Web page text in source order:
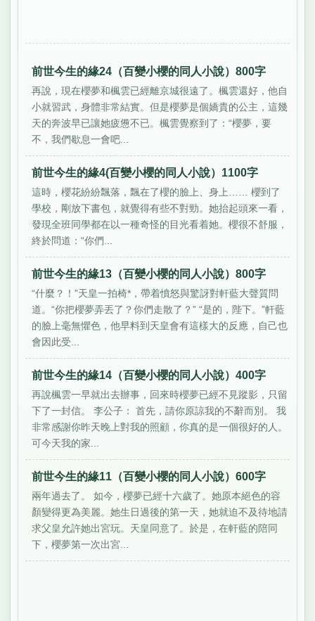
前世今生的緣24（百變小櫻的同人小說）800字
再說，現在櫻夢和楓雲已經離京城很遠了。楓雲還好，他自
小就習武，身體非常結實。但是櫻夢是個嬌貴的公主，這幾
天的奔波早已讓她疲憊不已。楓雲覺察到了：“櫻夢，要
不，我們歇息一會吧...
前世今生的緣4(百變小櫻的同人小說）1100字
這時，櫻花紛紛飄落，飄在了櫻的臉上、身上…… 櫻到了
學校，剛放下書包，就覺得有些不對勁。她抬起頭來一看，
發現全班同學都在以一種奇怪的目光看着她。櫻很不舒服，
終於問道：“你們...
前世今生的緣13（百變小櫻的同人小說）800字
“什麼？！”天皇一拍椅*，帶着憤怒與驚訝對軒藍大聲質問
道。“你把櫻夢弄丟了？你們走散了？” “是的，陛下。”軒藍
的臉上毫無懼色，他早料到天皇會有這樣大的反應，自己也
會因此受...
前世今生的緣14（百變小櫻的同人小說）400字
再說楓雲一早就出去辦事，回來時櫻夢已經不見蹤影，只留
下了一封信。 李公子： 首先，請你原諒我的不辭而別。 我
非常感謝你昨天晚上對我的照顧，你真的是一個很好的人。
可今天我的家...
前世今生的緣11（百變小櫻的同人小說）600字
兩年過去了。 如今，櫻夢已經十六歲了。她原本絕色的容
顏變得更為美麗。她生日過後的第一天，她就迫不及待地請
求父皇允許她出宮玩。天皇同意了。於是，在軒藍的陪同
下，櫻夢第一次出宮...